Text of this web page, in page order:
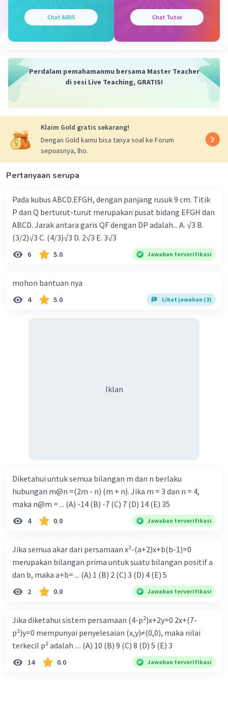
Beri Rating·5.0(1 Balas
Chat AiRIS Chat Tutor
Perdalam pemahamanmu bersama Master Teacher
di sesi Live Teaching, GRATIS!
Klaim Gold gratis sekarang!
Dengan Gold kamu bisa tanya soal ke Forum
sepuasnya, lho.
Pertanyaan serupa
Pada kubus ABCD.EFGH, dengan panjang rusuk 9 cm. Titik
P dan Q berturut-turut merupakan pusat bidang EFGH dan
ABCD. Jarak antara garis QF dengan DP adalah... A. √3 B.
(3/2)√3 C. (4/3)√3 D. 2√3 E. 3√3
6 5.0 Jawaban terverifikasi
mohon bantuan nya
4 5.0 Lihat jawaban (3)
Iklan
Diketahui untuk semua bilangan m dan n berlaku
hubungan m@n =(2m - n) (m + n). Jika m = 3 dan n = 4,
maka n@m = ... (A) -14 (B) -7 (C) 7 (D) 14 (E) 35
4 0.0 Jawaban terverifikasi
Jika semua akar dari persamaan x²-(a+2)x+b(b-1)=0
merupakan bilangan prima untuk suatu bilangan positif a
dan b, maka a+b= ... (A) 1 (B) 2 (C) 3 (D) 4 (E) 5
2 0.0 Jawaban terverifikasi
Jika diketahui sistem persamaan (4-p²)x+2y=0 2x+(7-
p²)y=0 mempunyai penyelesaian (x,y)≠(0,0), maka nilai
terkecil p² adalah .... (A) 10 (B) 9 (C) 8 (D) 5 (E) 3
14 0.0 Jawaban terverifikasi